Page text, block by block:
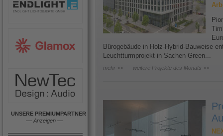
UNSERE PREMIUMPARTNER
–– Anzeigen ––
Bürogebäude in Holz-Hybrid-Bauweise
Leuchtturmprojekt in Sachen Green...
mehr >> weitere Projekte des Monats >>